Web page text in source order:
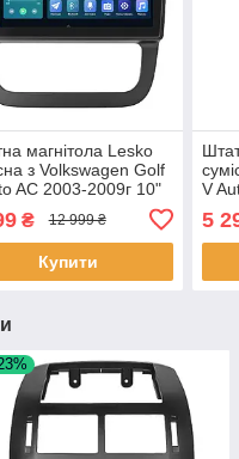
магнітола Lesko
з Volkswagen Golf
AC 2003-2009г 10"
4G Wi-Fi GPS Top
₴ 12 999 ₴
Купити
V
шт.
5